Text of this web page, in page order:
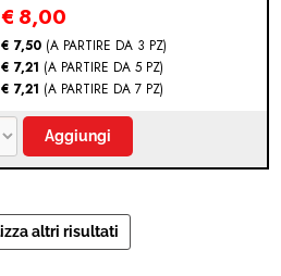
€ 8,00
€ 7,50 (A PARTIRE DA 3 PZ)
€ 7,21 (A PARTIRE DA 5 PZ)
€ 7,21 (A PARTIRE DA 7 PZ)